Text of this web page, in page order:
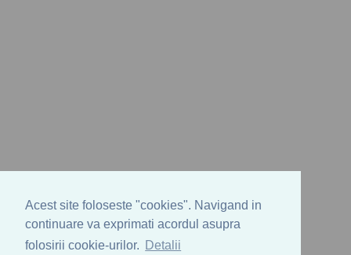
Acest site foloseste "cookies". Navigand in
continuare va exprimati acordul asupra
folosirii cookie-urilor.
Detalii